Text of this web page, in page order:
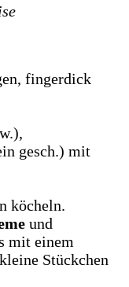
fingerdick
gesch.) mit
köcheln.
und
mit einem
Stückchen